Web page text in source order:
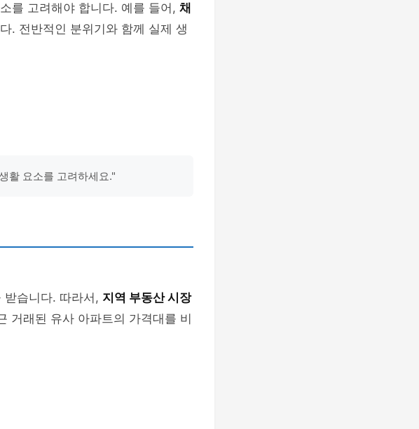
를 고려해야 합니다. 예를 들어, 채
. 전반적인 분위기와 함께 실제 생
활 요소를 고려하세요."
받습니다. 따라서, 지역 부동산 시장
거래된 유사 아파트의 가격대를 비